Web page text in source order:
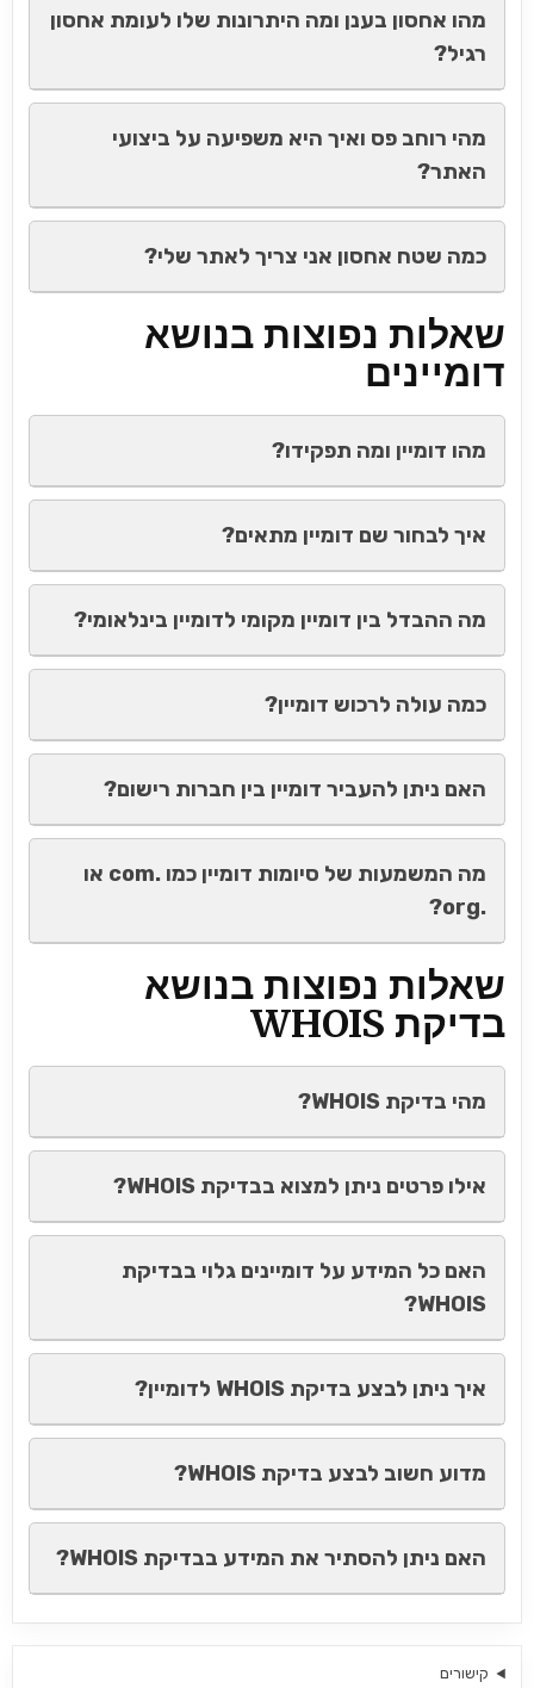
מהו אחסון בענן ומה היתרונות שלו לעומת אחסון
רגיל?
מהי רוחב פס ואיך היא משפיעה על ביצועי
האתר?
כמה שטח אחסון אני צריך לאתר שלי?
שאלות נפוצות בנושא
דומיינים
מהו דומיין ומה תפקידו?
איך לבחור שם דומיין מתאים?
מה ההבדל בין דומיין מקומי לדומיין בינלאומי?
כמה עולה לרכוש דומיין?
האם ניתן להעביר דומיין בין חברות רישום?
מה המשמעות של סיומות דומיין כמו .com או
.org?
שאלות נפוצות בנושא
בדיקת WHOIS
מהי בדיקת WHOIS?
אילו פרטים ניתן למצוא בבדיקת WHOIS?
האם כל המידע על דומיינים גלוי בבדיקת
WHOIS?
איך ניתן לבצע בדיקת WHOIS לדומיין?
מדוע חשוב לבצע בדיקת WHOIS?
האם ניתן להסתיר את המידע בבדיקת WHOIS?
קישורים